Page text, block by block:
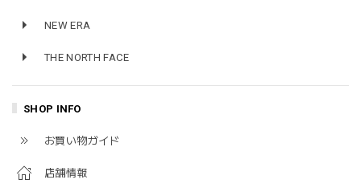
NEW ERA
THE NORTH FACE
SHOP INFO
お買い物ガイド
店舗情報